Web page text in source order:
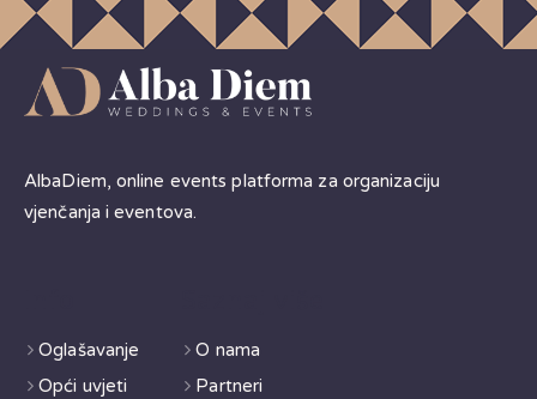
AlbaDiem, online events platforma za organizaciju
vjenčanja i eventova.
Oglašavanje
Opći uvjeti
O nama
Partneri